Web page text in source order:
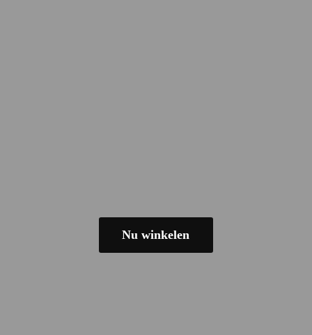
Nu winkelen